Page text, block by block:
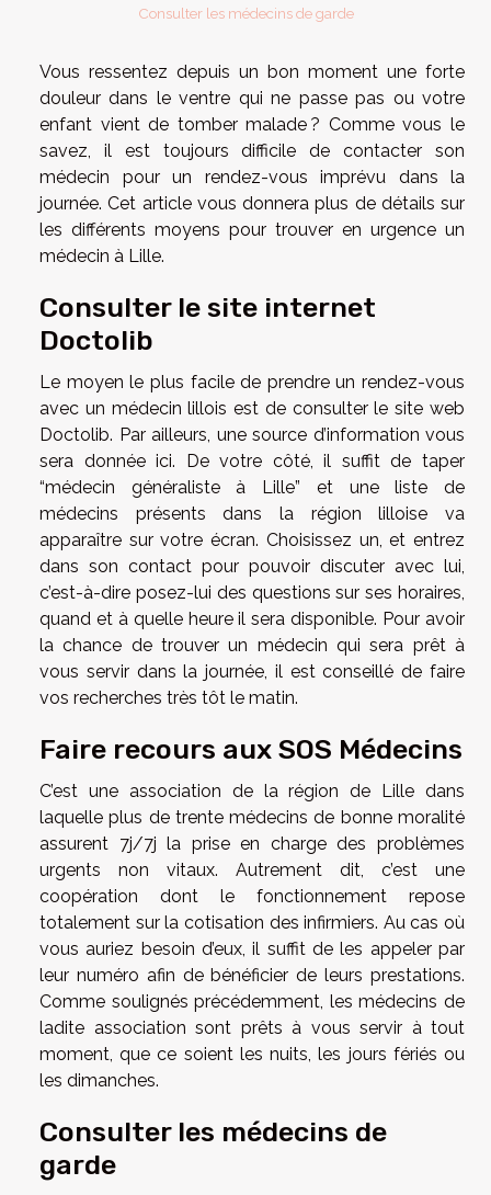
Consulter les médecins de garde
Vous ressentez depuis un bon moment une forte
douleur dans le ventre qui ne passe pas ou votre
enfant vient de tomber malade ? Comme vous le
savez, il est toujours difficile de contacter son
médecin pour un rendez-vous imprévu dans la
journée. Cet article vous donnera plus de détails sur
les différents moyens pour trouver en urgence un
médecin à Lille.
Consulter le site internet
Doctolib
Le moyen le plus facile de prendre un rendez-vous
avec un médecin lillois est de consulter le site web
Doctolib. Par ailleurs, une source d’information vous
sera donnée ici. De votre côté, il suffit de taper
“médecin généraliste à Lille” et une liste de
médecins présents dans la région lilloise va
apparaître sur votre écran. Choisissez un, et entrez
dans son contact pour pouvoir discuter avec lui,
c’est-à-dire posez-lui des questions sur ses horaires,
quand et à quelle heure il sera disponible. Pour avoir
la chance de trouver un médecin qui sera prêt à
vous servir dans la journée, il est conseillé de faire
vos recherches très tôt le matin.
Faire recours aux SOS Médecins
C’est une association de la région de Lille dans
laquelle plus de trente médecins de bonne moralité
assurent 7j/7j la prise en charge des problèmes
urgents non vitaux. Autrement dit, c’est une
coopération dont le fonctionnement repose
totalement sur la cotisation des infirmiers. Au cas où
vous auriez besoin d’eux, il suffit de les appeler par
leur numéro afin de bénéficier de leurs prestations.
Comme soulignés précédemment, les médecins de
ladite association sont prêts à vous servir à tout
moment, que ce soient les nuits, les jours fériés ou
les dimanches.
Consulter les médecins de
garde